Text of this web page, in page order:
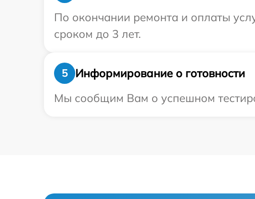
По окончании ремонта и оплаты
сроком до 3 лет.
5
Информирование о готовности
Мы сообщим Вам о успешном